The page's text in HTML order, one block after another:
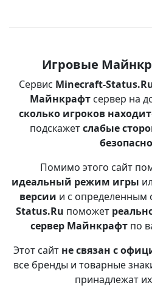
Игровые
Сервис Minecraft-
Майнкрафтсервер на
сколько игроков
подскажетслабые
Помимо этого сайт
идеальный режим игры
версии и с определенным
Status.Ru поможет
сервер Майнкрафт по
Этот сайт не связан с
все бренды и товарные
принадлежат